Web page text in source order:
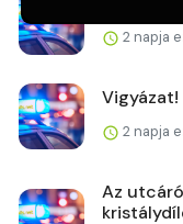
2 napja
2 napja
Az